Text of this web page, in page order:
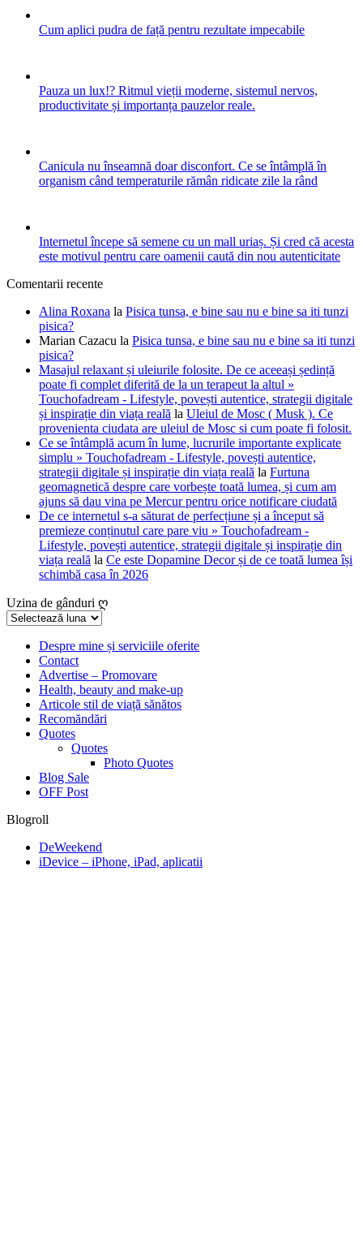
Cum aplici pudra de față pentru rezultate impecabile
Pauza un lux!? Ritmul vieții moderne, sistemul nervos,
productivitate și importanța pauzelor reale.
Canicula nu înseamnă doar disconfort. Ce se întâmplă în
organism când temperaturile rămân ridicate zile la rând
Internetul începe să semene cu un mall uriaș. Și cred că acesta
este motivul pentru care oamenii caută din nou autenticitate
Comentarii recente
Alina Roxana la Pisica tunsa, e bine sau nu e bine sa iti tunzi
pisica?
Marian Cazacu la Pisica tunsa, e bine sau nu e bine sa iti tunzi
pisica?
Masajul relaxant și uleiurile folosite. De ce aceeași ședință
poate fi complet diferită de la un terapeut la altul »
Touchofadream - Lifestyle, povești autentice, strategii digitale
și inspirație din viața reală la Uleiul de Mosc ( Musk ). Ce
provenienta ciudata are uleiul de Mosc si cum poate fi folosit.
Ce se întâmplă acum în lume, lucrurile importante explicate
simplu » Touchofadream - Lifestyle, povești autentice,
strategii digitale și inspirație din viața reală la Furtuna
geomagnetică despre care vorbește toată lumea, și cum am
ajuns să dau vina pe Mercur pentru orice notificare ciudată
De ce internetul s-a săturat de perfecțiune și a început să
premieze conținutul care pare viu » Touchofadream -
Lifestyle, povești autentice, strategii digitale și inspirație din
viața reală la Ce este Dopamine Decor și de ce toată lumea își
schimbă casa în 2026
Uzina de gânduri ღ
Uzina
gânduriDespre mine și serviciile oferite
Contact
Advertise – Promovare
Health, beauty and make-up
Articole stil de viață sănătos
Recomăndări
Quotes
Quotes
Photo Quotes
Blog Sale
OFF Post
Blogroll
DeWeekend
iDevice – iPhone, iPad, aplicatii